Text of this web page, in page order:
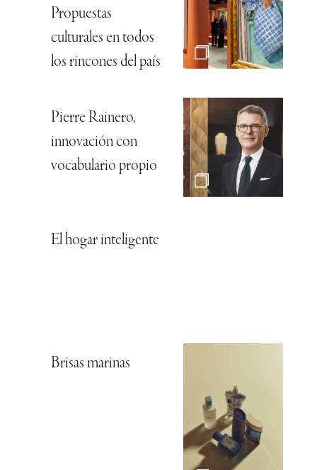
Propuestas
culturales en todos
los rincones del país
Pierre Rainero,
innovación con
vocabulario propio
El hogar inteligente
Brisas marinas